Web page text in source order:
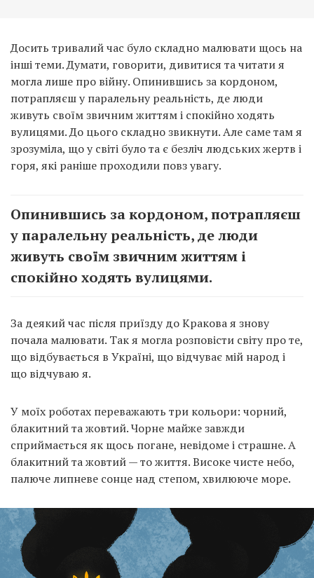
Досить тривалий час було складно малювати щось на
інші теми. Думати, говорити, дивитися та читати я
могла лише про війну. Опинившись за кордоном,
потрапляєш у паралельну реальність, де люди
живуть своїм звичним життям і спокійно ходять
вулицями. До цього складно звикнути. Але саме там я
зрозуміла, що у світі було та є безліч людських жертв і
горя, які раніше проходили повз увагу.
Опинившись за кордоном, потрапляєш
у паралельну реальність, де люди
живуть своїм звичним життям і
спокійно ходять вулицями.
За деякий час після приїзду до Кракова я знову
почала малювати. Так я могла розповісти світу про те,
що відбувається в Україні, що відчуває мій народ і
що відчуваю я.
У моїх роботах переважають три кольори: чорний,
блакитний та жовтий. Чорне майже завжди
сприймається як щось погане, невідоме і страшне. А
блакитний та жовтий — то життя. Високе чисте небо,
палюче липневе сонце над степом, хвилююче море.